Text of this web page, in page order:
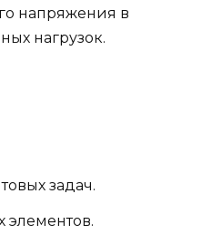
напряжения в
нагрузок.
задач.